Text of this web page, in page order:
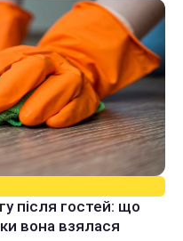
після гостей: що
вона взялася